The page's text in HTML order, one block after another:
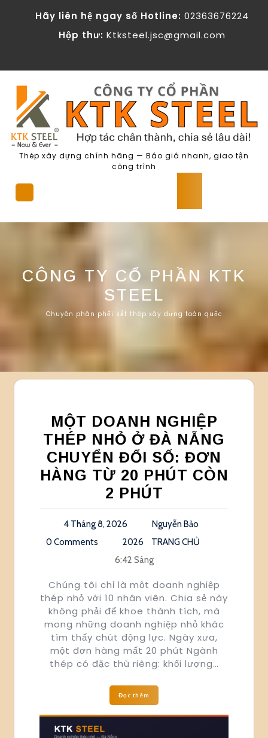
KTK Steel - Cong ty Co phan
Hãy liên hệ ngay số Hotline: 02363676224
Hộp thư: Ktksteel.jsc@gmail.com
Thép xây dựng chính hãng — Báo giá nhanh, giao tận
công trình
Button
CÔNG TY CỔ PHẦN KTK
STEEL
Chuyên phân phối sắt thép xây dựng toàn quốc
MỘT DOANH NGHIỆP
THÉP NHỎ Ở ĐÀ NẴNG
CHUYỂN ĐỔI SỐ: ĐƠN
HÀNG TỪ 20 PHÚT CÒN
2 PHÚT
4 Tháng 8, 2026
Nguyễn Bảo
0 Comments
2026
TRANG CHỦ
6:42 Sáng
Chúng tôi chỉ là một doanh nghiệp
thép nhỏ với 10 nhân viên. Chia sẻ này
không phải để khoe thành tích, mà
mong những doanh nghiệp nhỏ khác
tìm thấy chút động lực. Ngày xưa,
một đơn hàng mất 20 phút Ngành
thép có đặc thù riêng: khối lượng…
Đọc thêm